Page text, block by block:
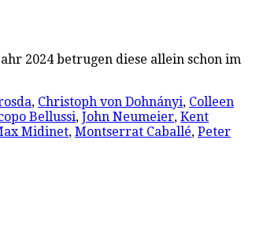
2024 betrugen diese allein schon im
, Christoph von Dohnányi, Colleen
Bellussi, John Neumeier, Kent
Midinet, Montserrat Caballé, Peter